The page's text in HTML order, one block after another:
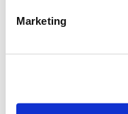
Marketing
szczypta ostrej
1 łyżka suszonej